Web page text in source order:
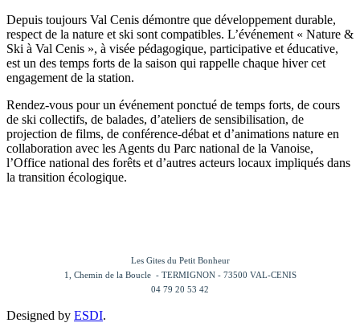
Depuis toujours Val Cenis démontre que développement durable,
respect de la nature et ski sont compatibles. L’événement « Nature &
Ski à Val Cenis », à visée pédagogique, participative et éducative,
est un des temps forts de la saison qui rappelle chaque hiver cet
engagement de la station.
Rendez-vous pour un événement ponctué de temps forts, de cours
de ski collectifs, de balades, d’ateliers de sensibilisation, de
projection de films, de conférence-débat et d’animations nature en
collaboration avec les Agents du Parc national de la Vanoise,
l’Office national des forêts et d’autres acteurs locaux impliqués dans
la transition écologique.
Les Gites du Petit Bonheur
1, Chemin de la Boucle - TERMIGNON - 73500 VAL-CENIS
04 79 20 53 42
Designed by ESDI.